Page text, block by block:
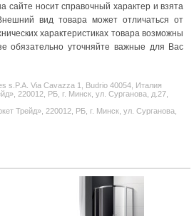
сайте носит справочный характер и взята
вид товара может отличаться от
характеристиках товара возможны
обязательно уточняйте важные для Вас
s.P.A. Via Cavazza 1, Budrio 40054, Италия
220012, РБ, г. Минск, ул. Сурганова, д.27,
Трейд», 220012, РБ, г. Минск, ул. Сурганова,